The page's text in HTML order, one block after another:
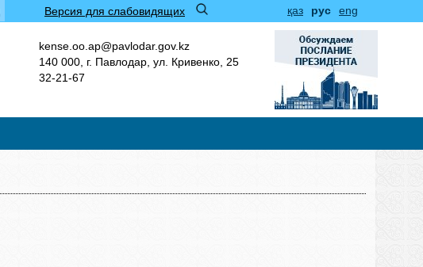
қаз рус eng
Версия для слабовидящих
kense.oo.ap@pavlodar.gov.kz
140 000, г. Павлодар, ул. Кривенко, 25
32-21-67